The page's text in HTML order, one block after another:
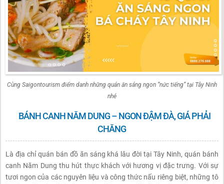
Cùng Saigontourism điểm danh những quán ăn sáng ngon “nức tiếng” tại Tây Ninh
nhé
BÁNH CANH NĂM DUNG – NGON ĐẬM ĐÀ, GIÁ PHẢI
CHĂNG
Là địa chỉ quán bán đồ ăn sáng khá lâu đời tại Tây Ninh, quán bánh
canh Năm Dung thu hút thực khách với hương vị đặc trưng. Với sự
tươi ngon của các nguyên liệu và công thức nấu riêng biệt, những tô